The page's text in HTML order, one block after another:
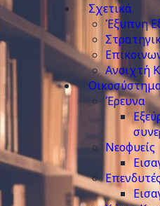
Σχετικά
Έξυπνη
Ανοιχτή
Έρευνα
Νεοφυείς
Επενδυτές